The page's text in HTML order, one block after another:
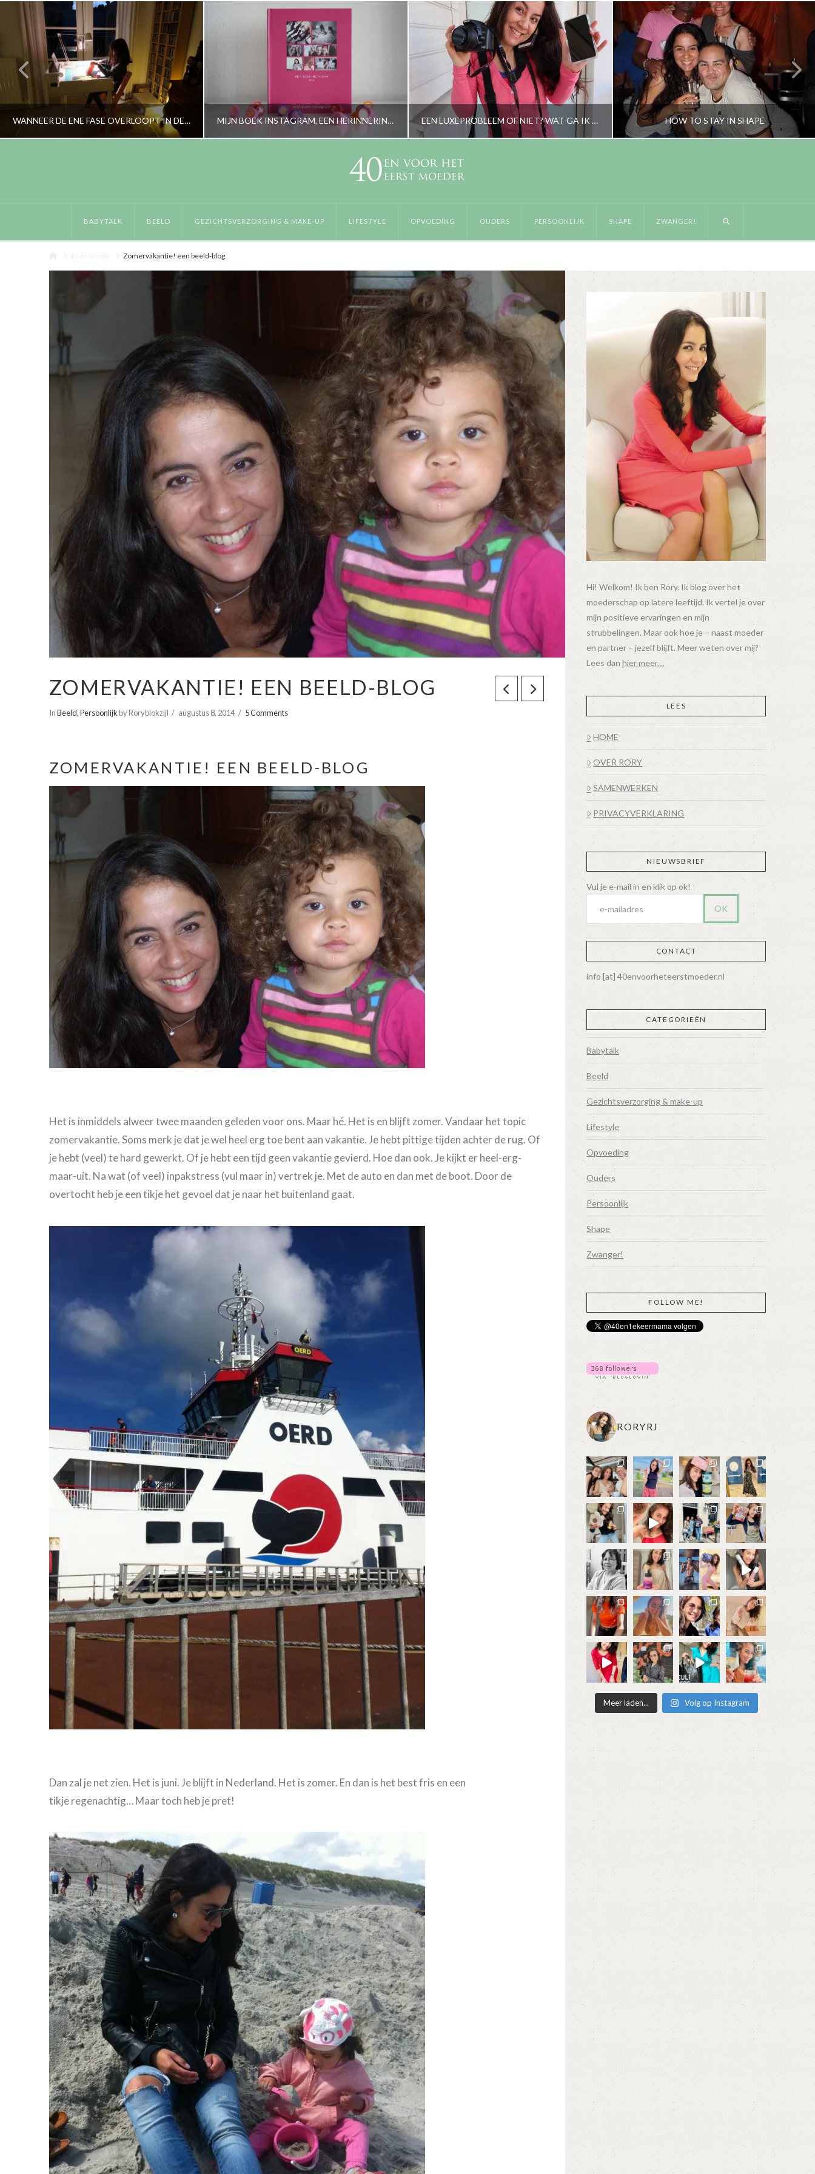
WANNEER DE ENE FASE OVERLOOPT IN DE ANDERE MIJN BOEK INSTAGRAM, EEN HERINNERING VOOR ALTIJD EEN LUXEPROBLEEM OF NIET? WAT GA IK NU DOEN MET MIJN SMARTPHONE? HOW TO STAY IN SHAPE
BABYTALK BEELD GEZICHTSVERZORGING & MAKE-UP LIFESTYLE OPVOEDING OUDERS PERSOONLIJK SHAPE ZWANGER!
Zomervakantie! een beeld-blog
ZOMERVAKANTIE! EEN BEELD-BLOG
InBeeld,Persoonlijk by Roryblokzijl augustus 8, 2014 5 Comments
ZOMERVAKANTIE! EEN BEELD-BLOG
Het is inmiddels alweer twee maanden geleden voor ons. Maar hé. Het is en blijft zomer. Vandaar het topic
zomervakantie. Soms merk je dat je wel heel erg toe bent aan vakantie. Je hebt pittige tijden achter de rug. Of
je hebt (veel) te hard gewerkt. Of je hebt een tijd geen vakantie gevierd. Hoe dan ook. Je kijkt er heel-erg-
maar-uit. Na wat (of veel) inpakstress (vul maar in) vertrek je. Met de auto en dan met de boot. Door de
overtocht heb je een tikje het gevoel dat je naar het buitenland gaat.
Dan zal je net zien. Het is juni. Je blijft in Nederland. Het is zomer. En dan is het best fris en een
tikje regenachtig… Maar toch heb je pret!
Hi! Welkom! Ik ben Rory. Ik blog over het
moederschap op latere leeftijd. Ik vertel je over
mijn positieve ervaringen en mijn
strubbelingen. Maar ook hoe je – naast moeder
en partner – jezelf blijft. Meer weten over mij?
Lees danhier meer…
LEES
HOME
OVER RORY
SAMENWERKEN
PRIVACYVERKLARING
NIEUWSBRIEF
CONTACT
info [at] 40envoorheteerstmoeder.nl
CATEGORIEËN
Babytalk
Beeld
Gezichtsverzorging & make-up
Lifestyle
Opvoeding
Ouders
Persoonlijk
Shape
Zwanger!
FOLLOW ME!
RORYRJ
Meer laden... Volg op Instagram